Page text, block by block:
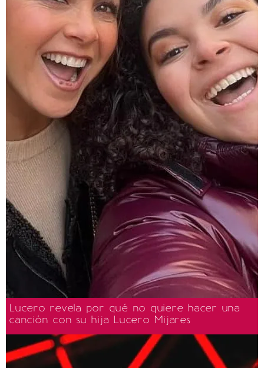
Lucero revela por qué no quiere hacer una
canción con su hija Lucero Mijares